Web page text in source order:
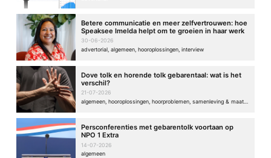
Betere communicatie en meer zelfvertrouwen: hoe
Speaksee Imelda helpt om te groeien in haar werk
30-06-2026
advertorial, algemeen, hooroplossingen, interview
Dove tolk en horende tolk gebarentaal: wat is het
verschil?
21-07-2026
Persconferenties met gebarentolk voortaan op
NPO 1 Extra
14-07-2026
algemeen